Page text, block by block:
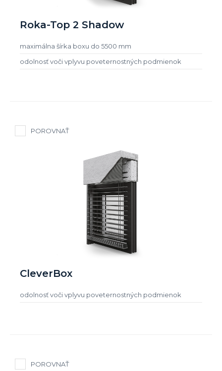
Roka-Top 2 Shadow
maximálna šírka boxu do 5500 mm
odolnosť voči vplyvu poveternostných podmienok
POROVNAŤ
CleverBox
odolnosť voči vplyvu poveternostných podmienok
POROVNAŤ